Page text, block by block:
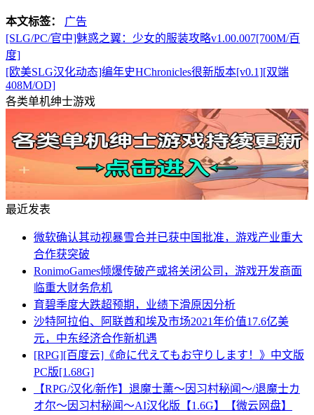
本文标签：
广告
[SLG/PC/官中]魅惑之翼：少女的服装攻略v1.00.007[700M/百
度]
[欧美SLG汉化动态]编年史HChronicles很新版本[v0.1][双端
408M/OD]
各类单机绅士游戏
最近发表
微软确认其动视暴雪合并已获中国批准，游戏产业重大
合作获突破
RonimoGames倾爆传破产或将关闭公司，游戏开发商面
临重大财务危机
育碧季度大跌超预期，业绩下滑原因分析
沙特阿拉伯、阿联酋和埃及市场2021年价值17.6亿美
元，中东经济合作新机遇
[RPG][百度云]《命に代えてもお守りします！》中文版
PC版[1.68G]
【RPG/汉化/新作】退魔士薰～因习村秘闻～/退魔士カ
オ尔～因习村秘闻～AI汉化版【1.6G】【微云网盘】